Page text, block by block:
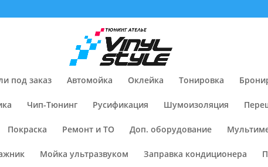
под заказ Автомойка Оклейка Тонировка
Чип-Тюнинг Русификация Шумоизоляция
Покраска Ремонт и ТО Доп. оборудование
Мойка ультразвуком Заправка кондиционера